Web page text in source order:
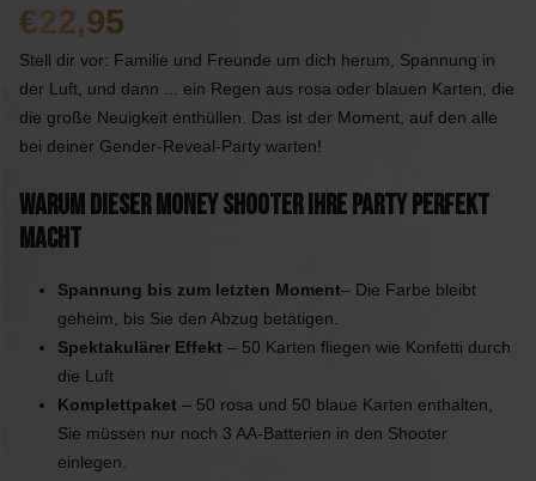
22,95
Stell dir vor: Familie und Freunde um dich herum, Spannung in
der Luft, und dann ... ein Regen aus rosa oder blauen Karten, die
die große Neuigkeit enthüllen. Das ist der Moment, auf den alle
bei deiner Gender-Reveal-Party warten!
Warum dieser Money Shooter Ihre Party perfekt
macht
Spannung bis zum letzten Moment– Die Farbe bleibt
geheim, bis Sie den Abzug betätigen.
Spektakulärer Effekt – 50 Karten fliegen wie Konfetti durch
die Luft
Komplettpaket – 50 rosa und 50 blaue Karten enthalten,
Sie müssen nur noch 3 AA-Batterien in den Shooter
einlegen.